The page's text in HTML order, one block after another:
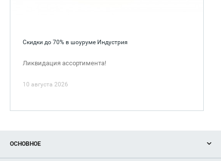
Скидки до 70% в шоуруме Индустрия
Ликвидация ассортимента!
10 августа 2026
ОСНОВНОЕ